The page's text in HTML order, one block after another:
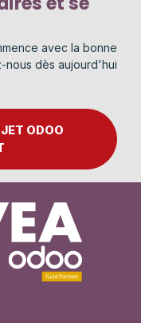
avec la bonne
nous dès aujourd'hui
ODOO